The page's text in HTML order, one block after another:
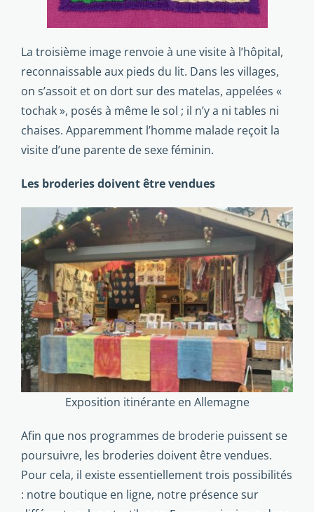
La troisième image ren­voie à une visite à l’hôpital,
reconnaissable aux pieds du lit. Dans les villages,
on s’assoit et on dort sur des matelas, appelées «
tochak », posés à même le sol ; il n’y a ni tables ni
chaises. Apparemment l’homme malade reçoit la
visite d’une parente de sexe féminin.
Les broderies doivent être vendues
Exposition itinérante en Allemagne
Afin que nos programmes de broderie puissent se
poursuivre, les broderies doivent être vendues.
Pour cela, il existe essentiellement trois possibilités
: notre boutique en ligne, notre présence sur